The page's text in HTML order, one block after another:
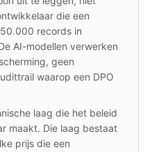
die een
records in
AI-modellen verwerken
geen
waarop een DPO
laag die het beleid
maakt. Die laag bestaat
prijs die een